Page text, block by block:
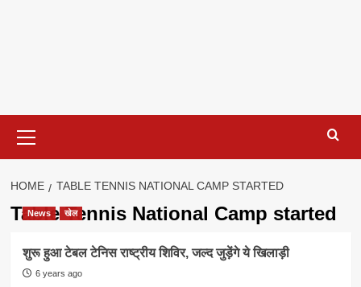
Menu
HOME TABLE TENNIS NATIONAL CAMP STARTED
Table Tennis National Camp started
News खेल
शुरू हुआ टेबल टेनिस राष्ट्रीय शिविर, जल्द जुड़ेंगे ये खिलाड़ी
6 years ago